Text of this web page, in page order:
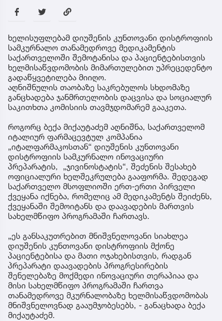
ხელისუფლებამ დიუშენის კუნთოვანი დისტროფიის
სამკურნალო თანამედროვე მედიკამენტის
საქართველოში შემოტანისა და პაციენტებისთვის
ხელმისაწვდომობის მიმართულებით უპრეცედენტო
გადაწყვეტილება მიიღო.
აღნიშნულის თაობაზე საკრებულოს სხდომაზე
განცხადება ჯანმრთელობის დაცვისა და სოციალურ
საკითხთა კომისიის თავმჯდომარემ გააკეთა.
როგორც ბექა მიქაუტაძემ აღნიშნა, საქართველომ
იტალიურ ფარმაცევტულ კომპანია
„იტალფარმაკოსთან“ დიუშენის კუნთოვანი
დისტროფიის სამკურნალო ინოვაციური
პრეპარატის, „ჯივინოსტატის“, შეძენის შესახებ
ოფიციალური ხელშეკრულება გააფორმა. შედეგად
საქართველო მსოფლიოში ერთ-ერთი პირველი
ქვეყანა იქნება, რომელიც ამ მედიკამენტს შეიძენს,
ქვეყანაში შემოიტანს და დაავადების მართვის
სახელმწიფო პროგრამაში ჩართავს.
„ეს განსაკუთრებით მნიშვნელოვანი სიახლეა
დიუშენის კუნთოვანი დისტროფიის მქონე
პაციენტებისა და მათი ოჯახებისთვის, რადგან
პრეპარატი დაავადების პროგრესირების
შენელებაზე მოქმედი ინოვაციური თერაპიაა და
მისი სახელმწიფო პროგრამაში ჩართვა
თანამედროვე მკურნალობაზე ხელმისაწვდომობას
მნიშვნელოვნად გააუმჯობესებს, - განაცხადა ბექა
მიქაუტაძემ.